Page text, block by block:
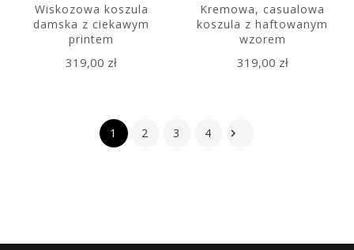
Wiskozowa koszula
damska z ciekawym
printem
319,00 zł
Kremowa, casualowa
koszula z haftowanym
wzorem
319,00 zł
1 2 3 4 